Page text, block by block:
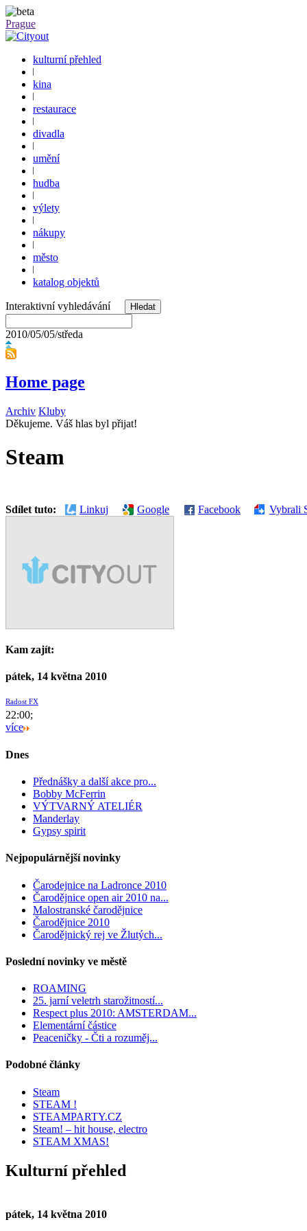
Prague
kulturní přehled
kina
restaurace
divadla
umění
hudba
výlety
nákupy
město
katalog objektů
Interaktivní vyhledávání
2010/05/05/středa
Home page
Archiv Kluby
Děkujeme. Váš hlas byl přijat!
Steam
Sdílet tuto: Linkuj Google Facebook Vybrali
Kam zajít:
pátek, 14 května 2010
Radost FX
22:00;
více
Dnes
Přednášky a další akce pro...
Bobby McFerrin
VÝTVARNÝ ATELIÉR
Manderlay
Gypsy spirit
Nejpopulárnější novinky
Čarodejnice na Ladronce 2010
Čarodějnice open air 2010 na...
Malostranské čarodějnice
Čarodějnice 2010
Čarodějnický rej ve Žlutých...
Poslední novinky ve městě
ROAMING
25. jarní veletrh starožitností...
Respect plus 2010: AMSTERDAM...
Elementární částice
Peaceničky - Čti a rozuměj...
Podobné články
Steam
STEAM !
STEAMPARTY.CZ
Steam! – hit house, electro
STEAM XMAS!
Kulturní přehled
pátek, 14 května 2010